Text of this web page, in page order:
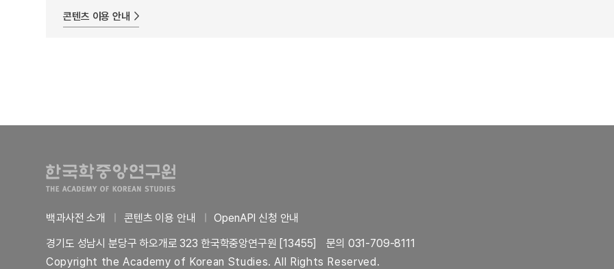
콘텐츠 이용 안내
백과사전 소개 콘텐츠 이용 안내
OpenAPI 신청 안내
경기도 성남시 분당구 하오개로 323 한국학중앙연구원 [13455]
문의 031-709-8111
Copyright the Academy of Korean Studies. All Rights Reserved.